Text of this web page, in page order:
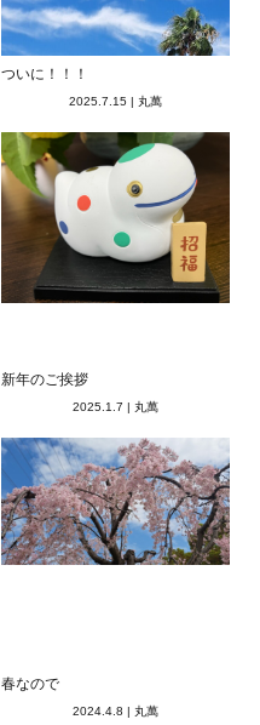
ついに！！！
2025.7.15 丸萬
新年のご挨拶
2025.1.7 | 丸萬
春なので
2024.4.8 | 丸萬